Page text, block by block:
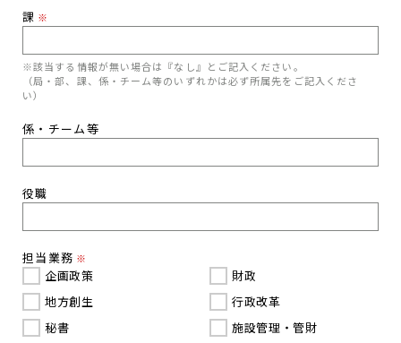
課 ※
※該当する情報が無い場合は『なし』とご記入ください。
（局・部、課、係・チーム等のいずれかは必ず所属先をご記入くださ
い）
係・チーム等
役職
担当業務 ※
企画政策
地方創生
秘書
財政
行政改革
施設管理・管財